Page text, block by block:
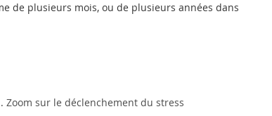
de plusieurs mois, ou de plusieurs années dans
Zoom sur le déclenchement du stress